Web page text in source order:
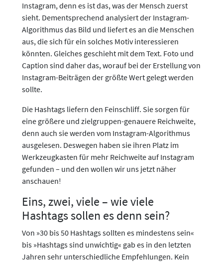
Instagram, denn es ist das, was der Mensch zuerst
sieht. Dementsprechend analysiert der Instagram-
Algorithmus das Bild und liefert es an die Menschen
aus, die sich für ein solches Motiv interessieren
könnten. Gleiches geschieht mit dem Text. Foto und
Caption sind daher das, worauf bei der Erstellung von
Instagram-Beiträgen der größte Wert gelegt werden
sollte.
Die Hashtags liefern den Feinschliff. Sie sorgen für
eine größere und zielgruppen-genauere Reichweite,
denn auch sie werden vom Instagram-Algorithmus
ausgelesen. Deswegen haben sie ihren Platz im
Werkzeugkasten für mehr Reichweite auf Instagram
gefunden – und den wollen wir uns jetzt näher
anschauen!
Eins, zwei, viele – wie viele
Hashtags sollen es denn sein?
Von »30 bis 50 Hashtags sollten es mindestens sein«
bis »Hashtags sind unwichtig« gab es in den letzten
Jahren sehr unterschiedliche Empfehlungen. Kein